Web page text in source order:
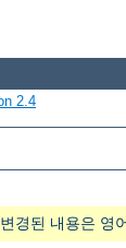
2.4
경된 내용은 영